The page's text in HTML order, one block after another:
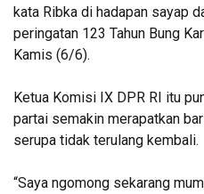
kata Ribka di hadapan sayap
peringatan 123 Tahun Bung
Kamis (6/6).
Ketua Komisi IX DPR RI itu
partai semakin merapatkan
serupa tidak terulang kembali.
“Saya ngomong sekarang